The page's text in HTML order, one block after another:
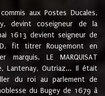
aux Postes Ducales,
devint coseigneur de la
1613 devient seigneur de
fit titrer Rougemont en
LE MARQUISAT
Lantenay, Outriaz... Il était
du roi au parlement de
du Bugey de 1679 à